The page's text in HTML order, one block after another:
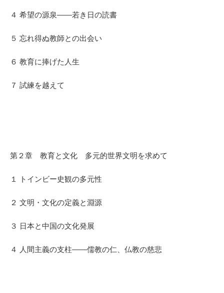
４ 希望の源泉――若き日の読書
５ 忘れ得ぬ教師との出会い
６ 教育に捧げた人生
７ 試練を越えて
第２章 教育と文化 多元的世界文明を求めて
１ トインビー史観の多元性
２ 文明・文化の定義と淵源
３ 日本と中国の文化発展
４ 人間主義の支柱――儒教の仁、仏教の慈悲